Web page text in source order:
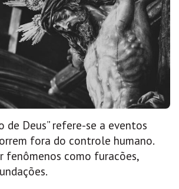
de Deus” refere-se a eventos
fora do controle humano.
fenômenos como furacões,